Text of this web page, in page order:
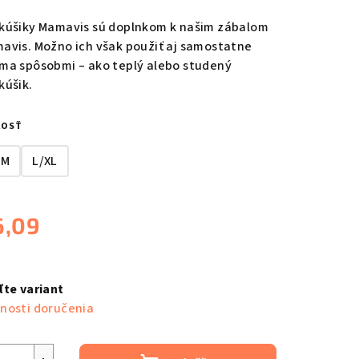
Mamavis sú doplnkom k našim zábalom
Možno ich však použiť aj samostatne
spôsobmi – ako teplý alebo studený
L/XL
variant
doručenia